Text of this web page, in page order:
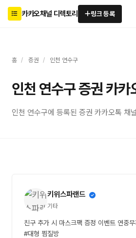
카카오채널 디렉토리 링크 등록
홈 / 증권 / 인천 연수구
인천 연수구 증권 카카
인천 연수구에 등록된 증권 카카오톡 채
키위스파랜드
기타
친구 추가 시 마스크팩 증정 이벤트 연중
#대형 찜질방